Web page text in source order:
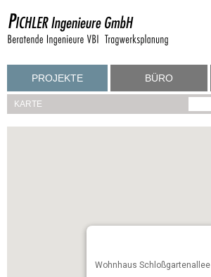
PROJEKTE BÜRO
KARTE
Wohnhaus Schloßgartenallee